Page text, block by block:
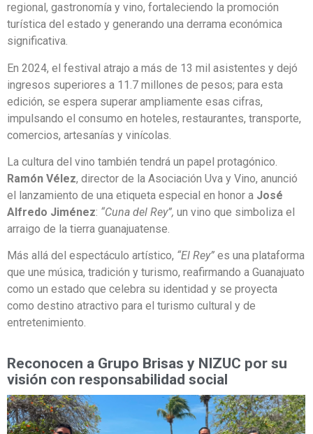
regional, gastronomía y vino, fortaleciendo la promoción
turística del estado y generando una derrama económica
significativa.
En 2024, el festival atrajo a más de 13 mil asistentes y dejó
ingresos superiores a 11.7 millones de pesos; para esta
edición, se espera superar ampliamente esas cifras,
impulsando el consumo en hoteles, restaurantes, transporte,
comercios, artesanías y vinícolas.
La cultura del vino también tendrá un papel protagónico.
Ramón Vélez, director de la Asociación Uva y Vino, anunció
el lanzamiento de una etiqueta especial en honor a José
Alfredo Jiménez: “Cuna del Rey”, un vino que simboliza el
arraigo de la tierra guanajuatense.
Más allá del espectáculo artístico, “El Rey” es una plataforma
que une música, tradición y turismo, reafirmando a Guanajuato
como un estado que celebra su identidad y se proyecta
como destino atractivo para el turismo cultural y de
entretenimiento.
Reconocen a Grupo Brisas y NIZUC por su
visión con responsabilidad social